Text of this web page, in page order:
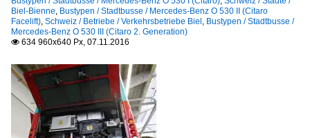
Biel-Bienne, Bustypen / Stadtbusse / Mercedes-Benz O 530 II (Citaro
Facelift), Schweiz / Betriebe / Verkehrsbetriebe Biel, Bustypen / Stadtbusse /
Mercedes-Benz O 530 III (Citaro 2. Generation)
 634 960x640 Px, 07.11.2016